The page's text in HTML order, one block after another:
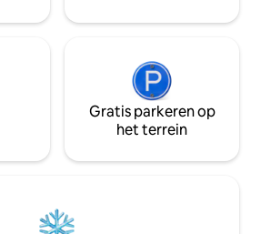
Gratis parkeren op
het terrein